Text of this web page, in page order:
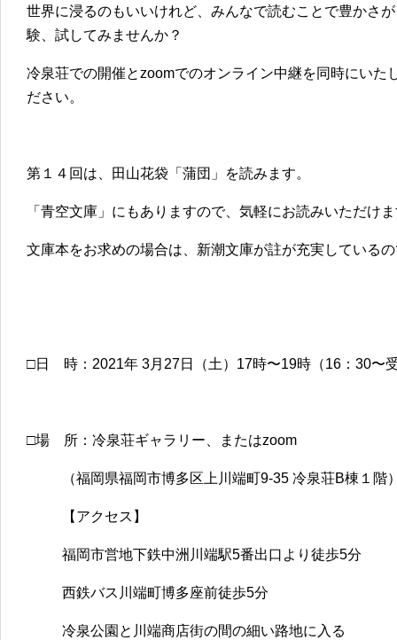
世界に浸るのもいいけれど、みんなで読むことで豊かさ
験、試してみませんか？
冷泉荘での開催とzoomでのオンライン中継を同時にいた
ださい。
第１４回は、田山花袋「蒲団」を読みます。
「青空文庫」にもありますので、気軽にお読みいただけ
文庫本をお求めの場合は、新潮文庫が註が充実している
□日 時：2021年 3月27日（土）17時〜19時（16：30〜
□場 所：冷泉荘ギャラリー、またはzoom
（福岡県福岡市博多区上川端町9-35 冷泉荘B棟１階
【アクセス】
福岡市営地下鉄中洲川端駅5番出口より徒歩5分
西鉄バス川端町博多座前徒歩5分
冷泉公園と川端商店街の間の細い路地に入る